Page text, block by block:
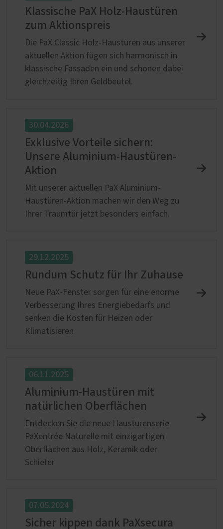
Klassische PaX Holz-Haustüren
zum Aktionspreis
Die PaX Classic Holz-Haustüren aus unserer
aktuellen Aktion fügen sich harmonisch in
klassische Fassaden ein und schonen dabei
gleichzeitig Ihren Geldbeutel.
30.04.2026
Exklusive Vorteile sichern:
Unsere Aluminium-Haustüren-
Aktion
Mit unserer aktuellen PaX Aluminium-
Haustüren-Aktion machen wir den Weg zu
Ihrer Traumtür jetzt besonders einfach.
29.12.2025
Rundum Schutz für Ihr Zuhause
Neue PaX-Fenster sorgen für eine enorme
Verbesserung Ihres Energiebedarfs und
senken die Kosten für Heizen oder
Klimatisieren
06.11.2025
Aluminium-Haustüren mit
natürlichen Oberflächen
Entdecken Sie die neue Haustürenserie
PaXentrée Naturelle mit einzigartigen
Oberflächen aus Holz, Keramik oder
Schiefer
07.05.2024
Sicher kippen dank PaXsecura